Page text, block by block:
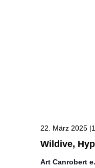
Wildive,
22. März 2025
Art Canrobert